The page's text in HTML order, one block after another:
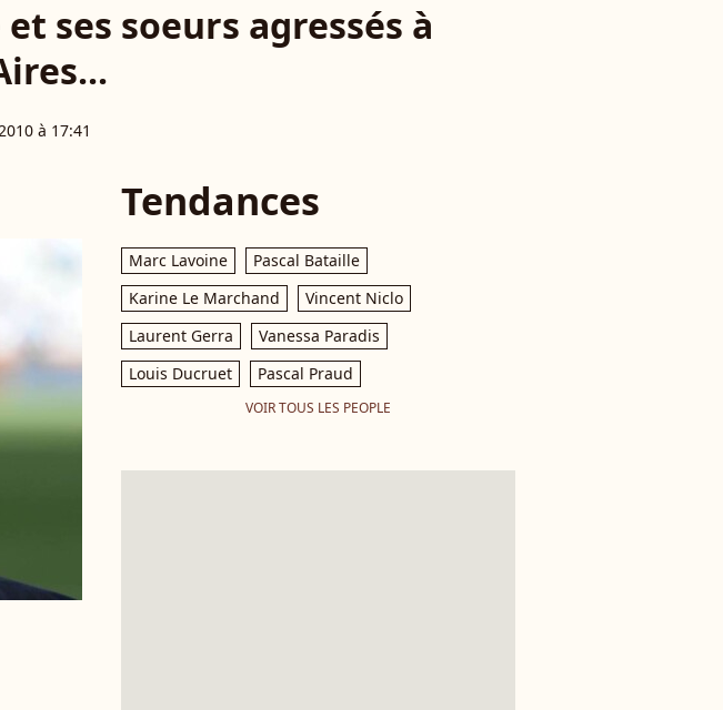
ses soeurs agressés à
à 17:41
Tendances
Marc Lavoine
Pascal Bataille
Karine Le Marchand
Vincent Niclo
Laurent Gerra
Vanessa Paradis
Louis Ducruet
Pascal Praud
VOIR TOUS LES PEOPLE